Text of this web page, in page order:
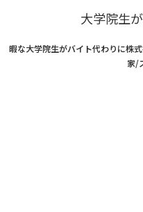
大学院生
暇な大学院生がバイト代わりに株
家/